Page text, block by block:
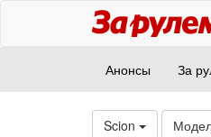
Анонсы За
Scion